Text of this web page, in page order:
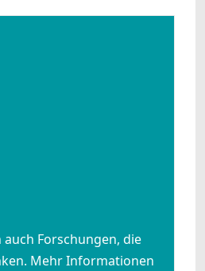
Forschungen, die
Mehr Informationen